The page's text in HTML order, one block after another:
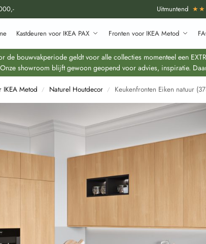
Uitmuntend
Kastdeuren voor IKEA PAX Fronten voor IKEA Metod
de bouwvakperiode geldt voor alle collecties momenteel een
Onze showroom blijft gewoon geopend voor advies, inspiratie.
IKEA Metod / Naturel Houtdecor / Keukenfronten Eiken natuur